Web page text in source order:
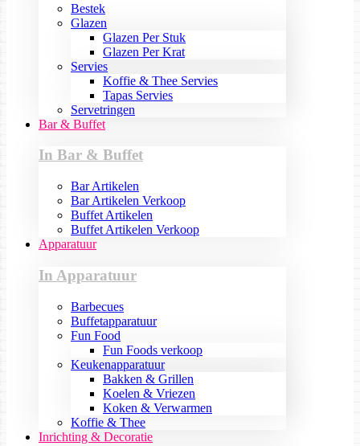
Bestek
Glazen
Glazen Per Stuk
Glazen Per Krat
Servies
Koffie & Thee Servies
Tapas Servies
Servetringen
Bar & Buffet
In Bar & Buffet
Bar Artikelen
Bar Artikelen Verkoop
Buffet Artikelen
Buffet Artikelen Verkoop
Apparatuur
In Apparatuur
Barbecues
Buffetapparatuur
Fun Food
Fun Foods verkoop
Keukenapparatuur
Bakken & Grillen
Koelen & Vriezen
Koken & Verwarmen
Koffie & Thee
Inrichting & Decoratie